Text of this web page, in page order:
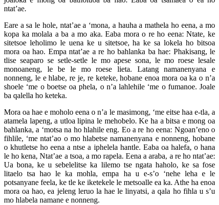
ntat’ae.
Eare a sa le hole, ntat’ae a ‘mona, a hauha a mathela ho eena, a mo
kopa ka molala a ba a mo aka. Eaba mora o re ho eena: Ntate, ke
sitetsoe leholimo le uena ke u sitetsoe, ha ke sa lokela ho bitsoa
mora oa hao. Empa ntat’ae a re ho bahlanka ba hae: Phakisang, le
tlise seaparo se setle-setle le mo apese sona, le mo roese lesale
monoaneng, le be le mo roese lieta. Latang namanenyana e
nonneng, le e hlabe, re je, re keteke, hobane enoa mora oa ka o n’a
shoele ‘me o boetse oa phela, o n’a lahlehile ‘me o fumanoe. Joale
ba qalella ho keteka.
Mora oa hae e moholo eena o n’a le masimong, ‘me eitse haa e-tla, a
atamela lapeng, a utloa lipina le mehobelo. Ke ha a bitsa e mong oa
bahlanka, a ‘motsa na ho hlahile eng. Eo a re ho eena: Ngoan’eno o
fihlile, ‘me ntat’ao o mo hlabetse namanenyana e nonneng, hobane
o khutletse ho eena a ntse a iphelela hantle. Eaba oa halefa, o hana
le ho kena, Ntat’ae a tsoa, a mo rapela. Eena a araba, a re ho ntat’ae:
Ua bona, ke u sebelelitse ka lilemo tse ngata haholo, ke sa fose
litaelo tsa hao le ka mohla, empa ha u e-s’o ‘nehe leha e le
potsanyane feela, ke tle ke iketekele le metsoalle ea ka. Athe ha enoa
mora oa hao, ea jeleng leruo la hae le linyatsi, a qala ho fihla u s’u
mo hlabela namane e nonneng.